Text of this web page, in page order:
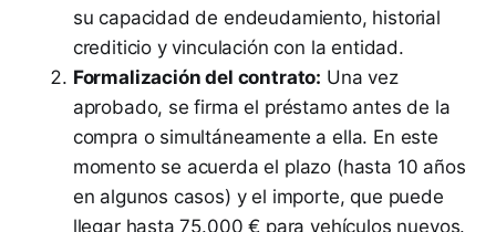
su capacidad de endeudamiento, historial
crediticio y vinculación con la entidad.
Formalización del contrato: Una vez
aprobado, se firma el préstamo antes de la
compra o simultáneamente a ella. En este
momento se acuerda el plazo (hasta 10 años
en algunos casos) y el importe, que puede
llegar hasta 75.000 € para vehículos nuevos.